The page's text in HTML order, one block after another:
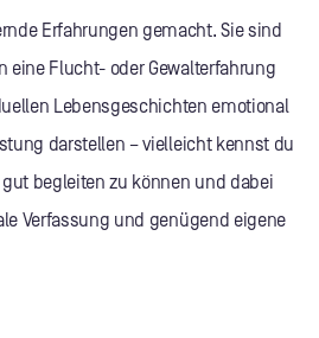
Erfahrungen gemacht. Sie sind
eine Flucht- oder Gewalterfahrung
Lebensgeschichten emotional
darstellen – vielleicht kennst du
begleiten zu können und dabei
Verfassung und genügend eigene